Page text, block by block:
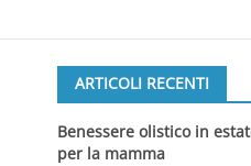
ARTICOLI RECENTI
Benessere olistico in
per la mamma